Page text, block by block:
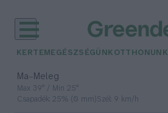
KERTEM EGÉSZSÉGÜNK OTTHONUNK
Ma– Meleg
Max 39° / Min 25°
Csapadék: 25% (0 mm)Szél: 9 km/h